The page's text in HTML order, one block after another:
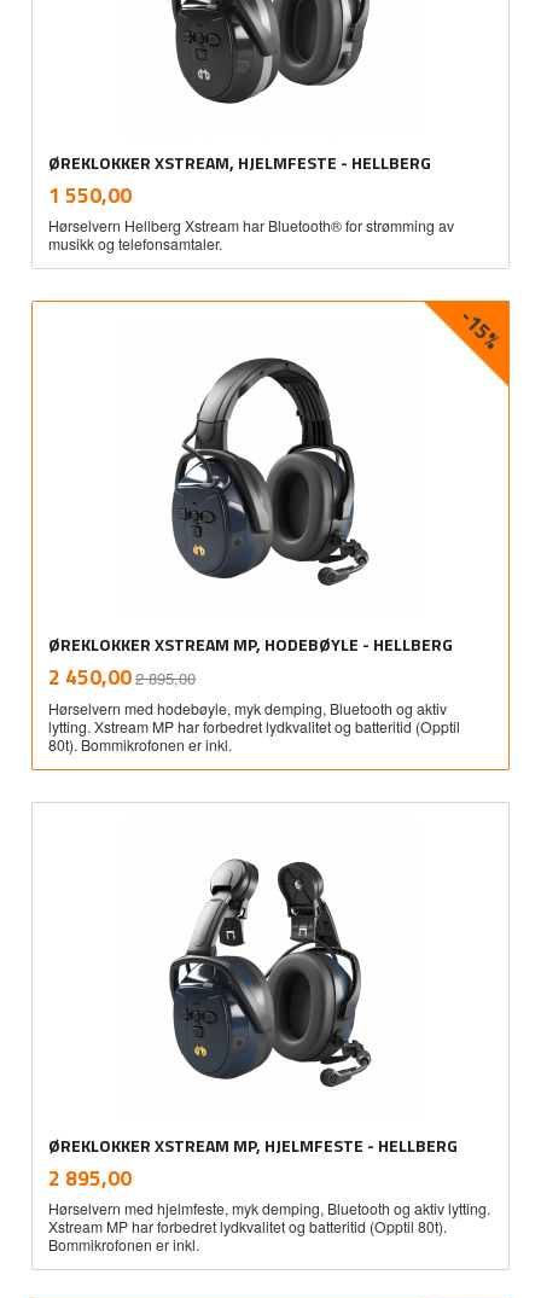
ØREKLOKKER XSTREAM, HJELMFESTE - HELLBERG
Pris
1 550,00mva.
Hørselvern Hellberg Xstream har Bluetooth® for strømming av
musikk og telefonsamtaler.
ØREKLOKKER XSTREAM MP, HODEBØYLE - HELLBERG
Tilbud
2 450,002 895,00
-15%
mva.
Hørselvern med hodebøyle, myk demping, Bluetooth og aktiv
lytting. Xstream MP har forbedret lydkvalitet og batteritid (Opptil
80t). Bommikrofonen er inkl.
ØREKLOKKER XSTREAM MP, HJELMFESTE - HELLBERG
Pris
2 895,00mva.
Hørselvern med hjelmfeste, myk demping, Bluetooth og aktiv lytting.
Xstream MP har forbedret lydkvalitet og batteritid (Opptil 80t).
Bommikrofonen er inkl.